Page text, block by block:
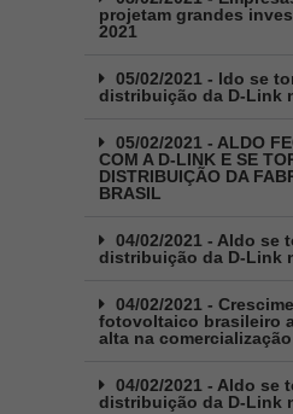
projetam grandes
2021
05/02/2021 - ldo se
distribuição da D-Link
05/02/2021 - ALDO
COM A D-LINK E SE
DISTRIBUIÇÃO DA
BRASIL
04/02/2021 - Aldo se
distribuição da D-Link
04/02/2021 -
fotovoltaico brasileiro
alta na
04/02/2021 - Aldo se
distribuição da D-Link